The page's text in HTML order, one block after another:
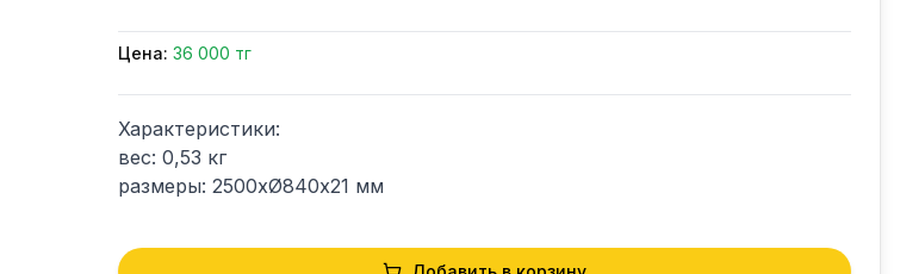
Цена: 36 000 тг
Характеристики:
вес: 0,53 кг
размеры: 2500хØ840х21 мм